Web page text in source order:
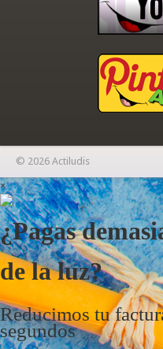
© 2026 Actiludis
×
¿Pagas
de la luz?
Reducimos tu
segundos